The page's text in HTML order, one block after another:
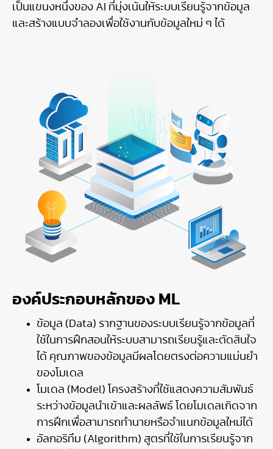
เป็นแขนงหนึ่งของ AI ที่มุ่งเน้นให้ระบบเรียนรู้จากข้อมูล
และสร้างแบบจำลองเพื่อใช้งานกับข้อมูลใหม่ ๆ ได้
องค์ประกอบหลักของ ML
ข้อมูล (Data) รากฐานของระบบเรียนรู้จากข้อมูลที่
ใช้ในการฝึกสอนให้ระบบสามารถเรียนรู้และตัดสินใจ
ได้ คุณภาพของข้อมูลมีผลโดยตรงต่อความแม่นยำ
ของโมเดล
โมเดล (Model) โครงสร้างที่ใช้แสดงความสัมพันธ์
ระหว่างข้อมูลนำเข้าและผลลัพธ์ โดยโมเดลเกิดจาก
การฝึกเพื่อสามารถทำนายหรือจำแนกข้อมูลใหม่ได้
อัลกอริทึม (Algorithm) สูตรที่ใช้ในการเรียนรู้จาก